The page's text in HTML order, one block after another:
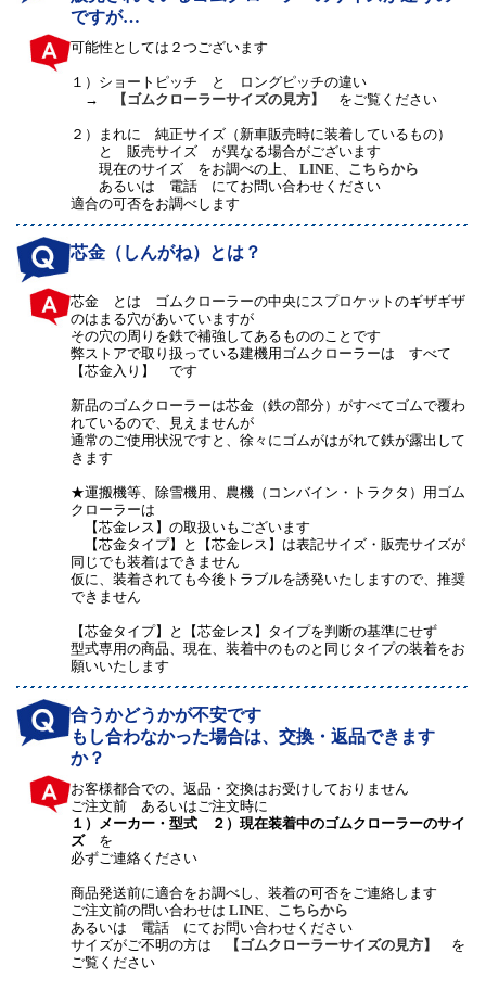
ですが…
可能性としては２つございます
１） ショートピッチ と ロングピッチの違い
→
【ゴムクローラーサイズの見方】 をご覧ください
２）
まれに 純正サイズ（新車販売時に装着しているもの）
と 販売サイズ が異なる場合がございます
現在のサイズ をお調べの上、LINE、 こちらから
あるいは 電話 にてお問い合わせください
適合の可否をお調べします
芯金（しんがね）とは？
芯金 とは ゴムクローラーの中央にスプロケットのギザギザ
のはまる穴があいていますが
その穴の周りを鉄で補強してあるもののことです
弊ストアで取り扱っている建機用ゴムクローラーは すべて
【芯金入り】 です
新品のゴムクローラーは芯金（鉄の部分）がすべてゴムで覆わ
れているので、見えませんが
通常のご使用状況ですと、徐々にゴムがはがれて鉄が露出して
きます
★運搬機等、除雪機用、農機（コンバイン・トラクタ）用ゴム
クローラーは
【芯金レス】の取扱いもございます
【芯金タイプ】と【芯金レス】は表記サイズ・販売サイズが
同じでも装着はできません
仮に、装着されても今後トラブルを誘発いたしますので、推奨
できません
【芯金タイプ】と【芯金レス】タイプを判断の基準にせず
型式専用の商品、現在、装着中のものと同じタイプの装着をお
願いいたします
合うかどうかが不安です
もし合わなかった場合は、交換・返品できます
か？
お客様都合での、返品・交換はお受けしておりません
ご注文前 あるいはご注文時に
１）メーカー・型式 ２）現在装着中のゴムクローラーのサイ
ズを
必ずご連絡ください
商品発送前に適合をお調べし、装着の可否をご連絡します
ご注文前の問い合わせはLINE、 こちらから
あるいは 電話 にてお問い合わせください
サイズがご不明の方は
【ゴムクローラーサイズの見方】
を
ご覧ください